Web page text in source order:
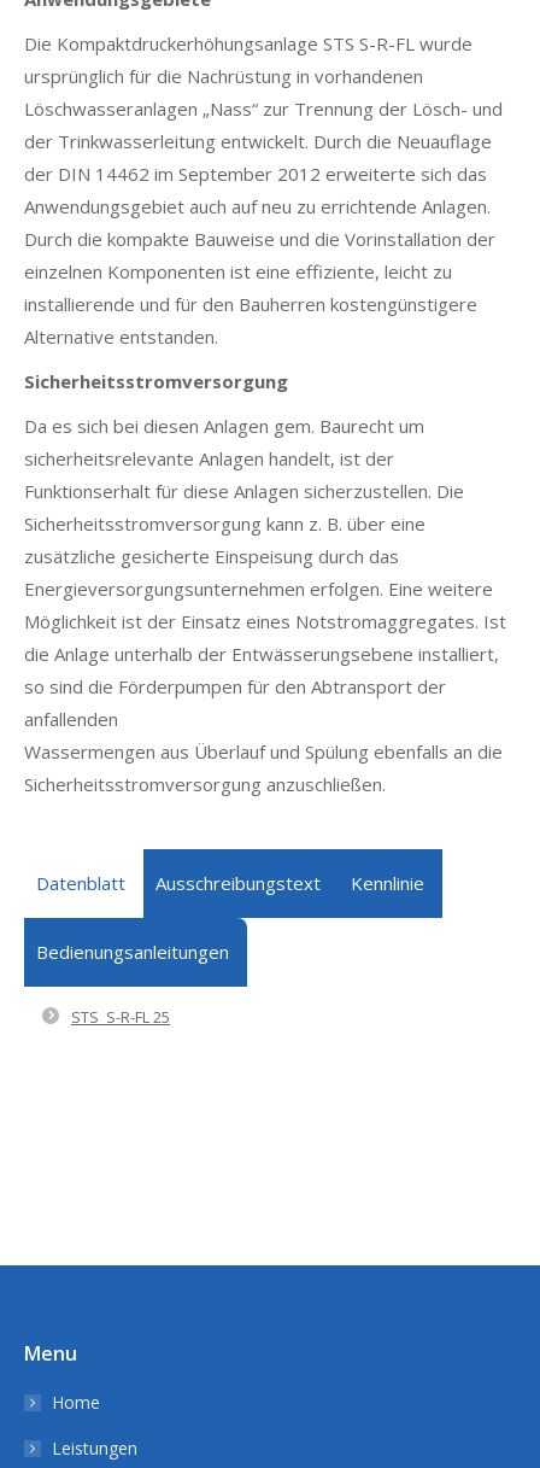
Die Kompaktdruckerhöhungsanlage STS S-R-FL wurde
ursprünglich für die Nachrüstung in vorhandenen
Löschwasseranlagen „Nass“ zur Trennung der Lösch- und
der Trinkwasserleitung entwickelt. Durch die Neuauflage
der DIN 14462 im September 2012 erweiterte sich das
Anwendungsgebiet auch auf neu zu errichtende Anlagen.
Durch die kompakte Bauweise und die Vorinstallation der
einzelnen Komponenten ist eine effiziente, leicht zu
installierende und für den Bauherren kostengünstigere
Alternative entstanden.
Sicherheitsstromversorgung
Da es sich bei diesen Anlagen gem. Baurecht um
sicherheitsrelevante Anlagen handelt, ist der
Funktionserhalt für diese Anlagen sicherzustellen. Die
Sicherheitsstromversorgung kann z. B. über eine
zusätzliche gesicherte Einspeisung durch das
Energieversorgungsunternehmen erfolgen. Eine weitere
Möglichkeit ist der Einsatz eines Notstromaggregates. Ist
die Anlage unterhalb der Entwässerungsebene installiert,
so sind die Förderpumpen für den Abtransport der
anfallenden
Wassermengen aus Überlauf und Spülung ebenfalls an die
Sicherheitsstromversorgung anzuschließen.
Datenblatt Ausschreibungstext Kennlinie
Bedienungsanleitungen
STS_S-R-FL 25
Menu
Home
Leistungen